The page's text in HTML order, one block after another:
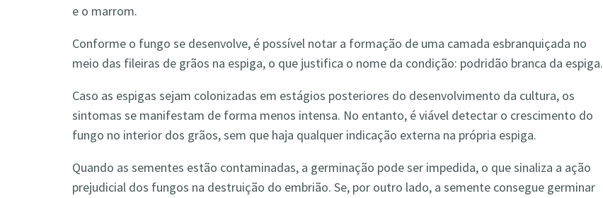
e o marrom.
Conforme o fungo se desenvolve, é possível notar a formação de uma camada esbranquiçada no
meio das fileiras de grãos na espiga, o que justifica o nome da condição: podridão branca da espiga.
Caso as espigas sejam colonizadas em estágios posteriores do desenvolvimento da cultura, os
sintomas se manifestam de forma menos intensa. No entanto, é viável detectar o crescimento do
fungo no interior dos grãos, sem que haja qualquer indicação externa na própria espiga.
Quando as sementes estão contaminadas, a germinação pode ser impedida, o que sinaliza a ação
prejudicial dos fungos na destruição do embrião. Se, por outro lado, a semente consegue germinar